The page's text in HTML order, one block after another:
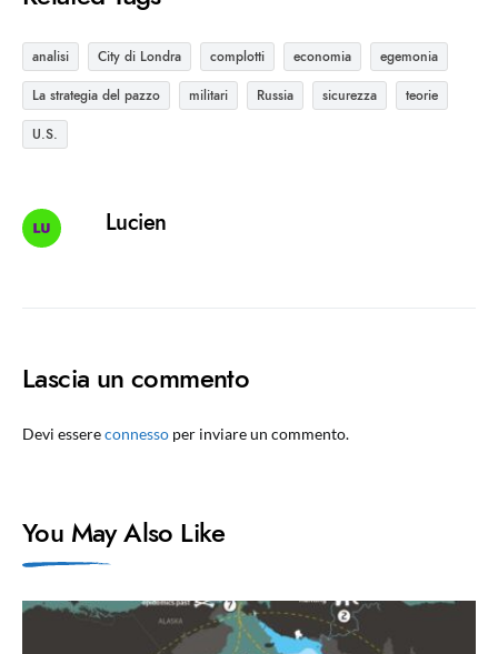
analisi City di Londra complotti economia egemonia
La strategia del pazzo militari Russia sicurezza teorie
U.S.
Lucien
Lascia un commento
Devi essereconnesso per inviare un commento.
You May Also Like